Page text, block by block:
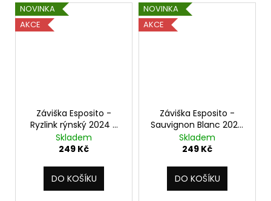
NOVINKA
AKCE
Záviška Esposito -
Ryzlink rýnský 2024 -
suché 1 l
Skladem
249 Kč
DO KOŠÍKU
NOVINKA
AKCE
Záviška Esposito -
Sauvignon Blanc 2024
- suché 0,75 l
Skladem
249 Kč
DO KOŠÍKU